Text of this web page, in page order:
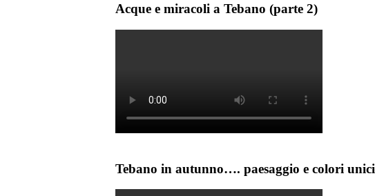
Acque e miracoli a Tebano (parte 2)
Tebano in autunno…. paesaggio e colori unici